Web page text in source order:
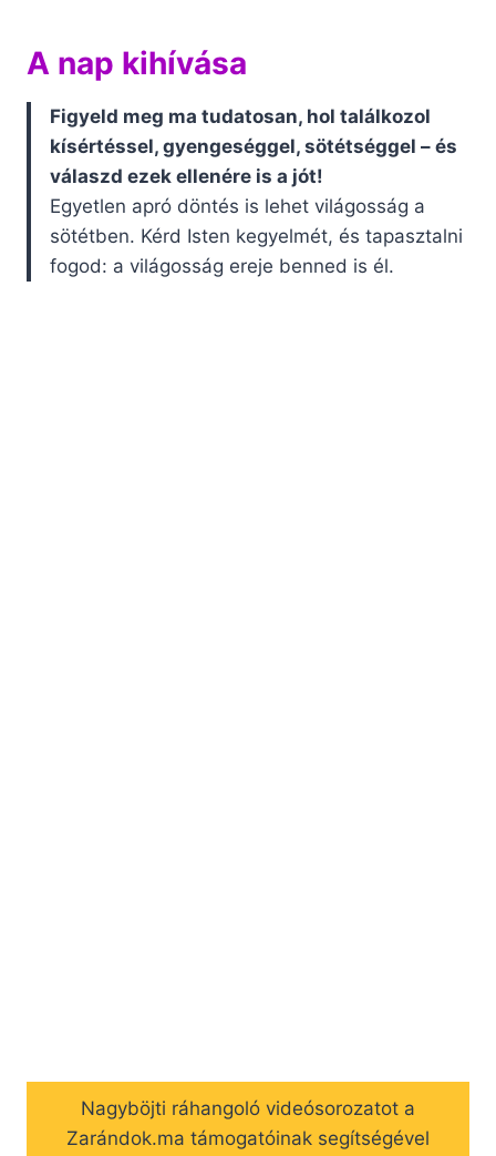
A nap kihívása
Figyeld meg ma tudatosan, hol találkozol
kísértéssel, gyengeséggel, sötétséggel – és
válaszd ezek ellenére is a jót!
Egyetlen apró döntés is lehet világosság a
sötétben. Kérd Isten kegyelmét, és tapasztalni
fogod: a világosság ereje benned is él.
Nagyböjti ráhangoló videósorozatot a
Zarándok.ma támogatóinak segítségével